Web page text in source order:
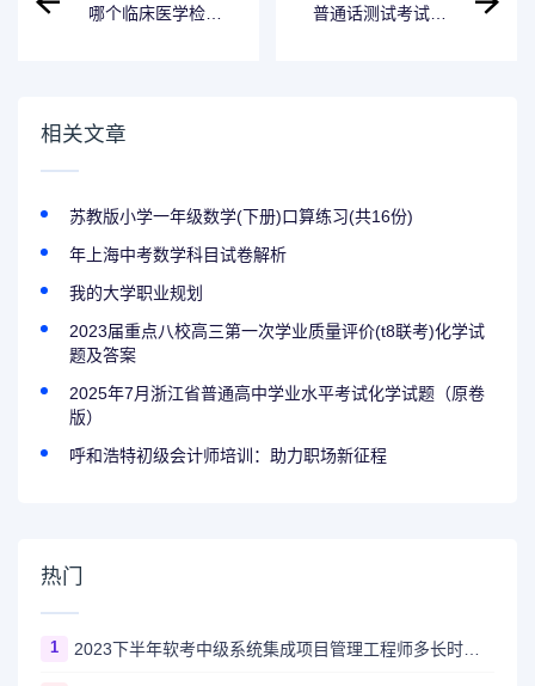
哪个临床医学检验
普通话测试考试
相关文章
苏教版小学一年级数学(下册)口算练习(共16份)
年上海中考数学科目试卷解析
我的大学职业规划
2023届重点八校高三第一次学业质量评价(t8联考)化学试
题及答案
2025年7月浙江省普通高中学业水平考试化学试题（原卷
版）
呼和浩特初级会计师培训：助力职场新征程
热门
1 2023下半年软考中级系统集成项目管理工程师多长时间出成绩